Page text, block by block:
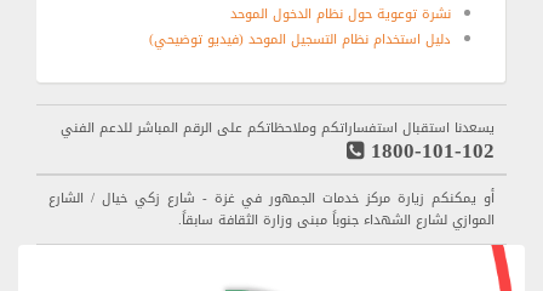
نشرة توعوية حول نظام الدخول الموحد
دليل استخدام نظام التسجيل الموحد (فيديو توضيحي)
يسعدنا استقبال استفساراتكم وملاحظاتكم على الرقم المباشر للدعم الفني
1800-101-102
أو يمكنكم زيارة مركز خدمات الجمهور في غزة - شارع زكي خيال / الشارع
الموازي لشارع الشهداء جنوباً مبنى وزارة الثقافة سابقاً.